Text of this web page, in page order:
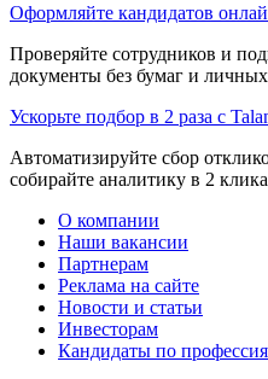
Оформляйте кандидатов
Проверяйте сотрудников и
документы без бумаг и
Ускорьте подбор в 2 раза с
Автоматизируйте сбор
собирайте аналитику в 2 клика
О компании
Наши вакансии
Партнерам
Реклама на сайте
Новости и статьи
Инвесторам
Кандидаты по